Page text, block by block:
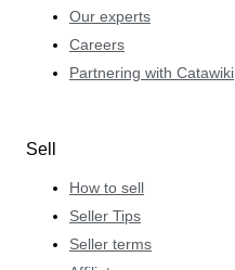
Our experts
Careers
Partnering with Catawiki
Sell
How to sell
Seller Tips
Seller terms